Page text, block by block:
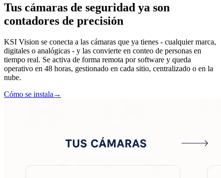
Tus cámaras de seguridad ya son
contadores de precisión
KSI Vision se conecta a las cámaras que ya tienes - cualquier marca,
digitales o analógicas - y las convierte en conteo de personas en
tiempo real. Se activa de forma remota por software y queda
operativo en 48 horas, gestionado en cada sitio, centralizado o en la
nube.
Cómo se instala →